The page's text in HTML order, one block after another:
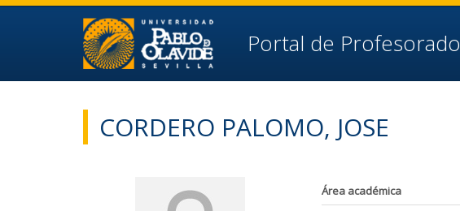
Ir al contenido principal de la página (alt + s)
Ir a la cabecera de la página (alt + c)
Ir al pie de la página (alt + p)
Ir al menú principal (alt + u)
Portal de Profesorado
CORDERO PALOMO, JOSE
Área académica